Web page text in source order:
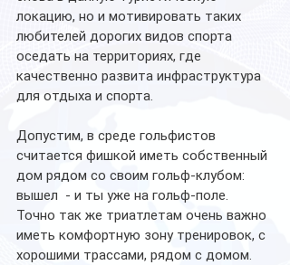
локацию, но и мотивировать таких
любителей дорогих видов спорта
оседать на территориях, где
качественно развита инфраструктура
для отдыха и спорта.
Допустим, в среде гольфистов
считается фишкой иметь собственный
дом рядом со своим гольф-клубом:
вышел  - и ты уже на гольф-поле.
Точно так же триатлетам очень важно
иметь комфортную зону тренировок, с
хорошими трассами, рядом с домом.